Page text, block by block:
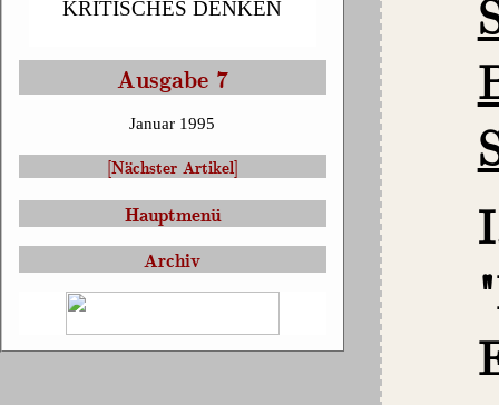
KRITISCHES DENKEN
Ausgabe 7
Januar 1995
[Nächster Artikel]
Hauptmenü
Archiv